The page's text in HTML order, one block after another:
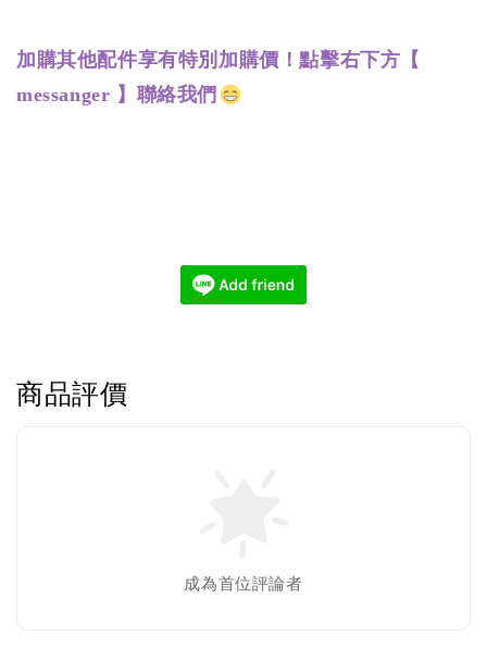
加購其他配件享有特別加購價！點擊右下方【
messanger 】聯絡我們
商品評價
成為首位評論者